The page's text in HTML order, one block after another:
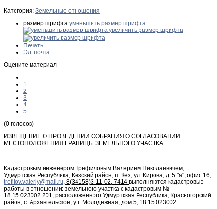
Категория: Земельные отношения
размер шрифта уменьшить размер шрифта
увеличить размер шрифта
Печать
Эл. почта
Оцените материал
1
2
3
4
5
(0 голосов)
ИЗВЕЩЕНИЕ О ПРОВЕДЕНИИ СОБРАНИЯ О СОГЛАСОВАНИИ
МЕСТОПОЛОЖЕНИЯ ГРАНИЦЫ ЗЕМЕЛЬНОГО УЧАСТКА
Кадастровым инженером Трефиловым Валерием Николаевичем,
Удмуртская Республика, Кезский район, п. Кез, ул. Кирова, д. 5 "а", офис 16,
trefilov.valeriy@mail.ru, 8(34158)3-11-02, 7414 выполняются кадастровые
работы в отношении: земельного участка с кадастровым №
18:15:023002:201, расположенного Удмуртская Республика, Красногорский
район, с. Архангельское, ул. Молодежная, дом 5, 18:15:023002.